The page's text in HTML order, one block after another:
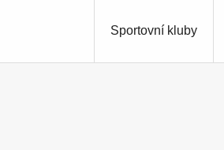
Sportovní kluby